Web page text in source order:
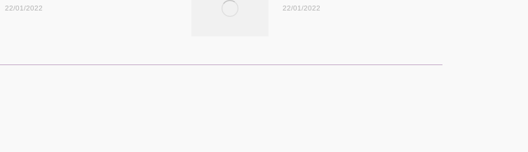
22/01/2022 22/01/2022